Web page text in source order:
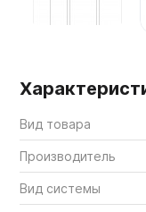
Вид товара
Производитель
Вид системы